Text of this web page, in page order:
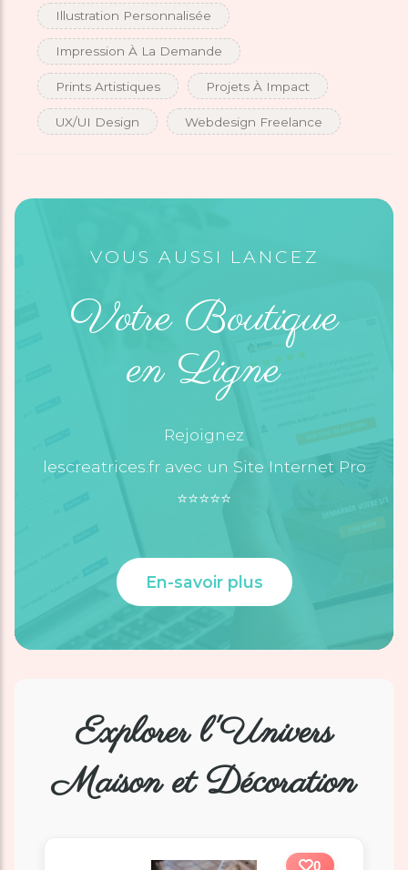
Illustration Personnalisée
Impression À La Demande
Prints Artistiques Projets À Impact
UX/UI Design Webdesign Freelance
VOUS AUSSI LANCEZ
Votre Boutique
en Ligne
Rejoignez
lescreatrices.fr avec un Site Internet Pro
⭐️⭐️⭐️⭐️⭐️
En-savoir plus
Explorer l'Univers
Maison et Décoration
0